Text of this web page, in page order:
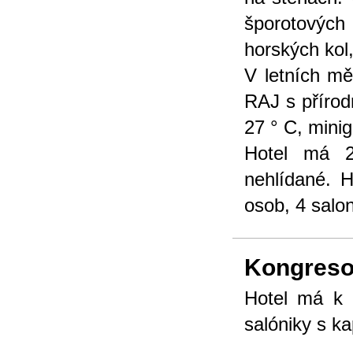
horských
V letních
RAJ s
27 ° C,
Hotel má
nehlídané.
osob, 4
Hotel má k
salóniky s